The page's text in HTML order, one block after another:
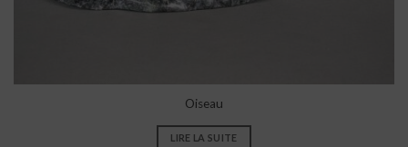
Oiseau
LIRE LA SUITE